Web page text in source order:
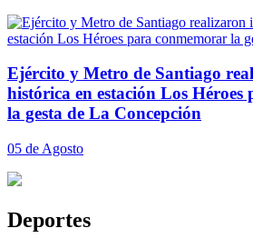
Ejército y Metro de Santiago
histórica en estación Los
la gesta de La Concepción
05 de Agosto
Deportes